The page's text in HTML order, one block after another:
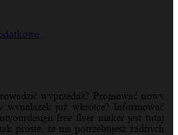
wyprzedaż? Promować nowy
wynalazek już wkrótce? Informować
free flyer maker jest tutaj
proste, że nie potrzebujesz żadnych